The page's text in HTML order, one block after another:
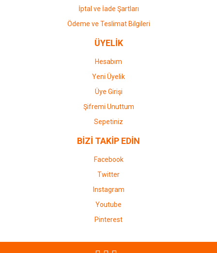
İptal ve İade Şartları
Ödeme ve Teslimat Bilgileri
ÜYELİK
Hesabım
Yeni Üyelik
Üye Girişi
Şifremi Unuttum
Sepetiniz
BİZİ TAKİP EDİN
Facebook
Twitter
Instagram
Youtube
Pinterest